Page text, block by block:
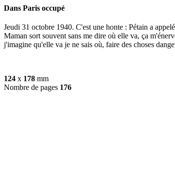
Dans Paris occupé
Jeudi 31 octobre 1940. C'est une honte : Pétain a
Maman sort souvent sans me dire où elle va, ça
j'imagine qu'elle va je ne sais où, faire des choses
124 x 178 mm
Nombre de pages 176